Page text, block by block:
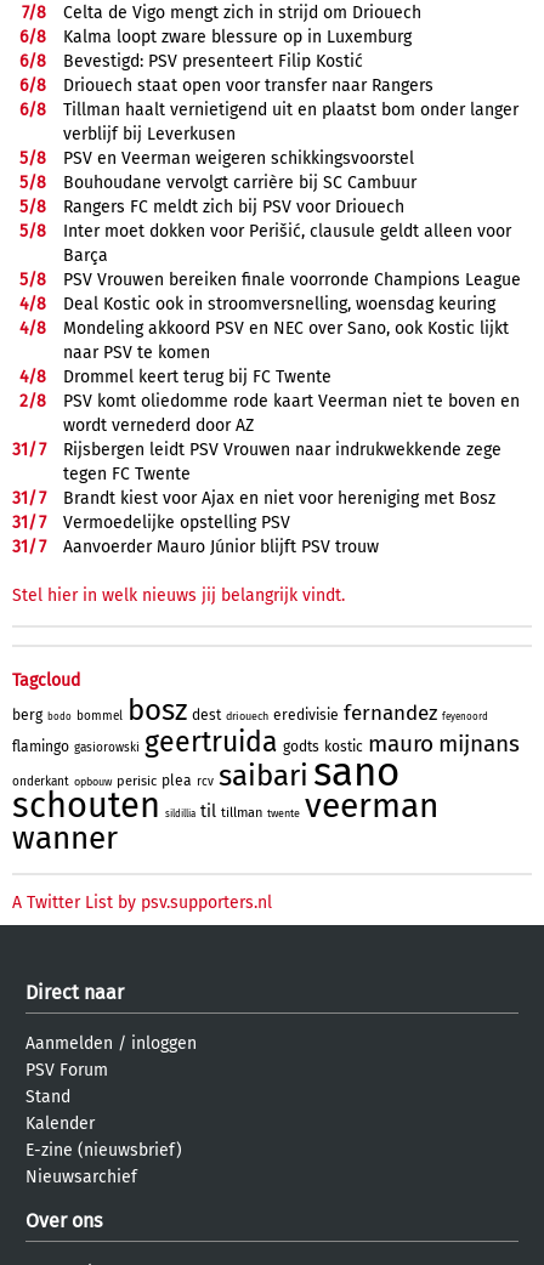
7/8
Celta de Vigo mengt zich in strijd om Driouech
6/8
Kalma loopt zware blessure op in Luxemburg
6/8
Bevestigd: PSV presenteert Filip Kostić
6/8
Driouech staat open voor transfer naar Rangers
6/8
Tillman haalt vernietigend uit en plaatst bom onder langer
verblijf bij Leverkusen
5/8
PSV en Veerman weigeren schikkingsvoorstel
5/8
Bouhoudane vervolgt carrière bij SC Cambuur
5/8
Rangers FC meldt zich bij PSV voor Driouech
5/8
Inter moet dokken voor Perišić, clausule geldt alleen voor
Barça
5/8
PSV Vrouwen bereiken finale voorronde Champions League
4/8
Deal Kostic ook in stroomversnelling, woensdag keuring
4/8
Mondeling akkoord PSV en NEC over Sano, ook Kostic lijkt
naar PSV te komen
4/8
Drommel keert terug bij FC Twente
2/8
PSV komt oliedomme rode kaart Veerman niet te boven en
wordt vernederd door AZ
31/7
Rijsbergen leidt PSV Vrouwen naar indrukwekkende zege
tegen FC Twente
31/7
Brandt kiest voor Ajax en niet voor hereniging met Bosz
31/7
Vermoedelijke opstelling PSV
31/7 Aanvoerder Mauro Júnior blijft PSV trouw
Stel hier in welk nieuws jij belangrijk vindt.
Tagcloud
berg bodo bommel bosz dest driouech eredivisie fernandez feyenoord
flamingo gasiorowski geertruida godts kostic mauro mijnans
onderkant opbouw perisic plea rcv saibari sano
schouten sildillia til tillman twente veerman
wanner
A Twitter List by psv.supporters.nl
Direct naar
Aanmelden / inloggen
PSV Forum
Stand
Kalender
E-zine (nieuwsbrief)
Nieuwsarchief
Over ons